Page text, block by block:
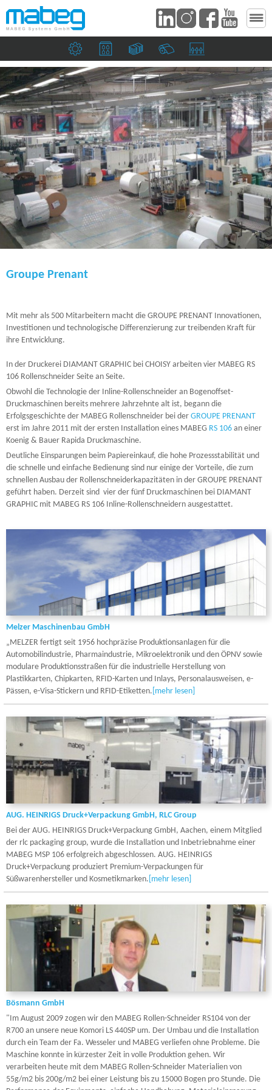
Maschinenbau­unternehmen
Druckereien & Verpackungsindustrie
Banknoten &PapierfabrikenSaugköpfe &
Groupe Prenant
Mit mehr als 500 Mitarbeitern macht die GROUPE PRENANT Innovationen,
Investitionen und technologische Differenzierung zur treibenden Kraft für
ihre Entwicklung.
In der Druckerei DIAMANT GRAPHIC bei CHOISY arbeiten vier MABEG RS
106 Rollenschneider Seite an Seite.
Obwohl die Technologie der Inline-Rollenschneider an Bogenoffset-
Druckmaschinen bereits mehrere Jahrzehnte alt ist, begann die
Erfolgsgeschichte der MABEG Rollenschneider bei der GROUPE PRENANT
erst im Jahre 2011 mit der ersten Installation eines MABEG RS 106 an einer
Koenig & Bauer Rapida Druckmaschine.
Deutliche Einsparungen beim Papiereinkauf, die hohe Prozessstabilität und
die schnelle und einfache Bedienung sind nur einige der Vorteile, die zum
schnellen Ausbau der Rollenschneiderkapazitäten in der GROUPE PRENANT
geführt haben. Derzeit sind vier der fünf Druckmaschinen bei DIAMANT
GRAPHIC mit MABEG RS 106 Inline-Rollenschneidern ausgestattet.
Melzer Maschinenbau GmbH
„MELZER fertigt seit 1956 hochpräzise Produktionsanlagen für die
Automobilindustrie, Pharmaindustrie, Mikroelektronik und den ÖPNV sowie
modulare Produktionsstraßen für die industrielle Herstellung von
Plastikkarten, Chipkarten, RFID-Karten und Inlays, Personalausweisen, e-
Pässen, e-Visa-Stickern und RFID-Etiketten. [mehr lesen]
AUG. HEINRIGS Druck+Verpackung GmbH, RLC Group
Bei der AUG. HEINRIGS Druck+Verpackung GmbH, Aachen, einem Mitglied
der rlc packaging group, wurde die Installation und Inbetriebnahme einer
MABEG MSP 106 erfolgreich abgeschlossen. AUG. HEINRIGS
Druck+Verpackung produziert Premium-Verpackungen für
Süßwarenhersteller und Kosmetik­marken. [mehr lesen]
Bösmann GmbH
"Im August 2009 zogen wir den MABEG Rollen-Schneider RS104 von der
R700 an unsere neue Komori LS 440SP um. Der Umbau und die Installation
durch ein Team der Fa. Wesseler und MABEG verliefen ohne Probleme. Die
Maschine konnte in kürzester Zeit in volle Produktion gehen. Wir
verarbeiten heute mit dem MABEG Rollen-Schneider Materialien von
55g/m2 bis 200g/m2 bei einer Leistung bis zu 15000 Bogen pro Stunde. Die